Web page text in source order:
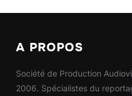
A PROPOS
Société de Production
2006. Spécialistes du